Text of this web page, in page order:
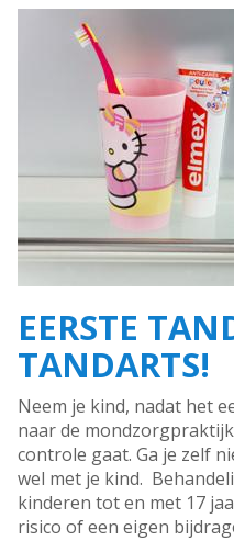
EERSTE
TANDARTS!
Neem je kind, nadat het
naar de
controle gaat. Ga je zelf
wel met je kind.
kinderen tot en met 17
risico of een eigen